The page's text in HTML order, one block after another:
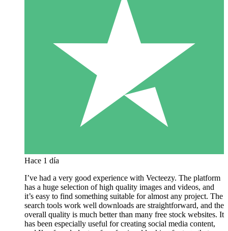
Hace 1 día
I’ve had a very good experience with Vecteezy. The platform
has a huge selection of high quality images and videos, and
it’s easy to find something suitable for almost any project. The
search tools work well downloads are straightforward, and the
overall quality is much better than many free stock websites. It
has been especially useful for creating social media content,